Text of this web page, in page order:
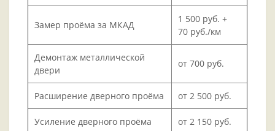
Замер проёма за МКАД
1 500 руб. +
70 руб./км
Демонтаж металлической
двери
от 700 руб.
Расширение дверного проёма от 2 500 руб.
Усиление дверного проёма от 2 150 руб.